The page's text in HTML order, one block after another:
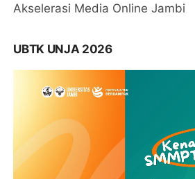
Akselerasi Media Online Jambi
UBTK UNJA 2026